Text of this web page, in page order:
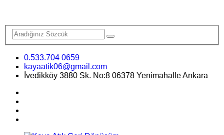
0.533.704 0659
kayaatik06@gmail.com
İvedikköy 3880 Sk. No:8 06378 Yenimahalle Ankara